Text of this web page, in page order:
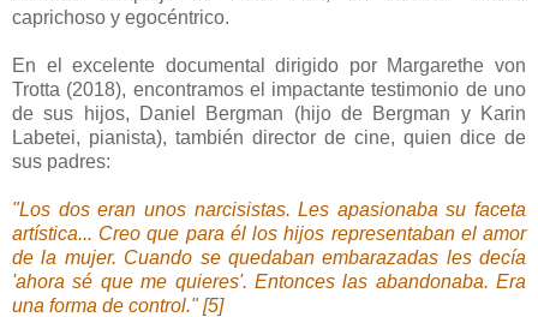
caprichoso y egocéntrico.
En el excelente documental dirigido por Margarethe von
Trotta (2018), encontramos el impactante testimonio de uno
de sus hijos, Daniel Bergman (hijo de Bergman y Karin
Labetei, pianista), también director de cine, quien dice de
sus padres:
"Los dos eran unos narcisistas. Les apasionaba su faceta
artística... Creo que para él los hijos representaban el amor
de la mujer. Cuando se quedaban embarazadas les decía
'ahora sé que me quieres'. Entonces las abandonaba. Era
una forma de control." [5]